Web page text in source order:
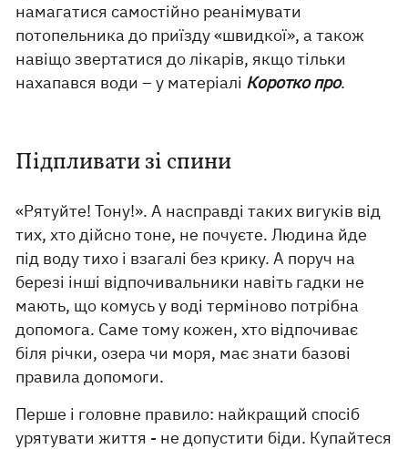
намагатися самостійно реанімувати
потопельника до приїзду «швидкої», а також
навіщо звертатися до лікарів, якщо тільки
нахапався води – у матеріалі Коротко про.
Підпливати зі спини
«Рятуйте! Тону!». А насправді таких вигуків від
тих, хто дійсно тоне, не почуєте. Людина йде
під воду тихо і взагалі без крику. А поруч на
березі інші відпочивальники навіть гадки не
мають, що комусь у воді терміново потрібна
допомога. Саме тому кожен, хто відпочиває
біля річки, озера чи моря, має знати базові
правила допомоги.
Перше і головне правило: найкращий спосіб
урятувати життя - не допустити біди. Купайтеся